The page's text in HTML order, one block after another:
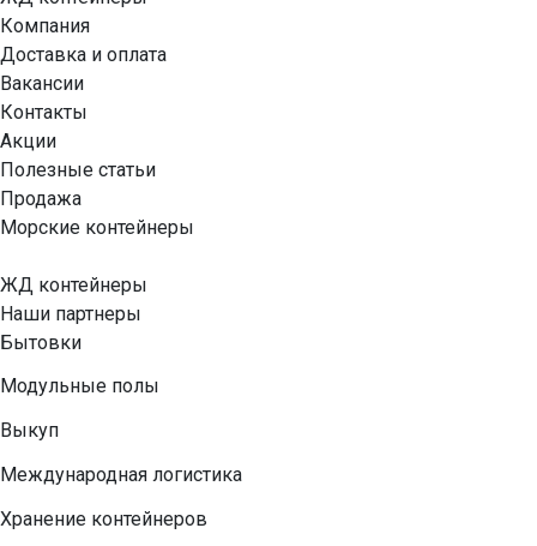
Компания
Доставка и оплата
Вакансии
Контакты
Акции
Полезные статьи
Продажа
Морские контейнеры
ЖД контейнеры
Наши партнеры
Бытовки
Модульные полы
Выкуп
Международная логистика
Хранение контейнеров